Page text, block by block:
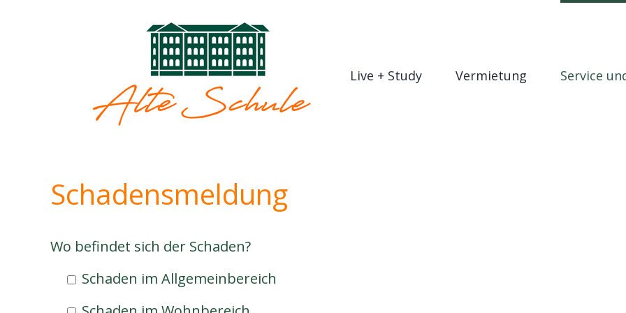
Live + Study Vermietung Service
Schadensmeldung
Wo befindet sich der Schaden?
Schaden im Allgemeinbereich